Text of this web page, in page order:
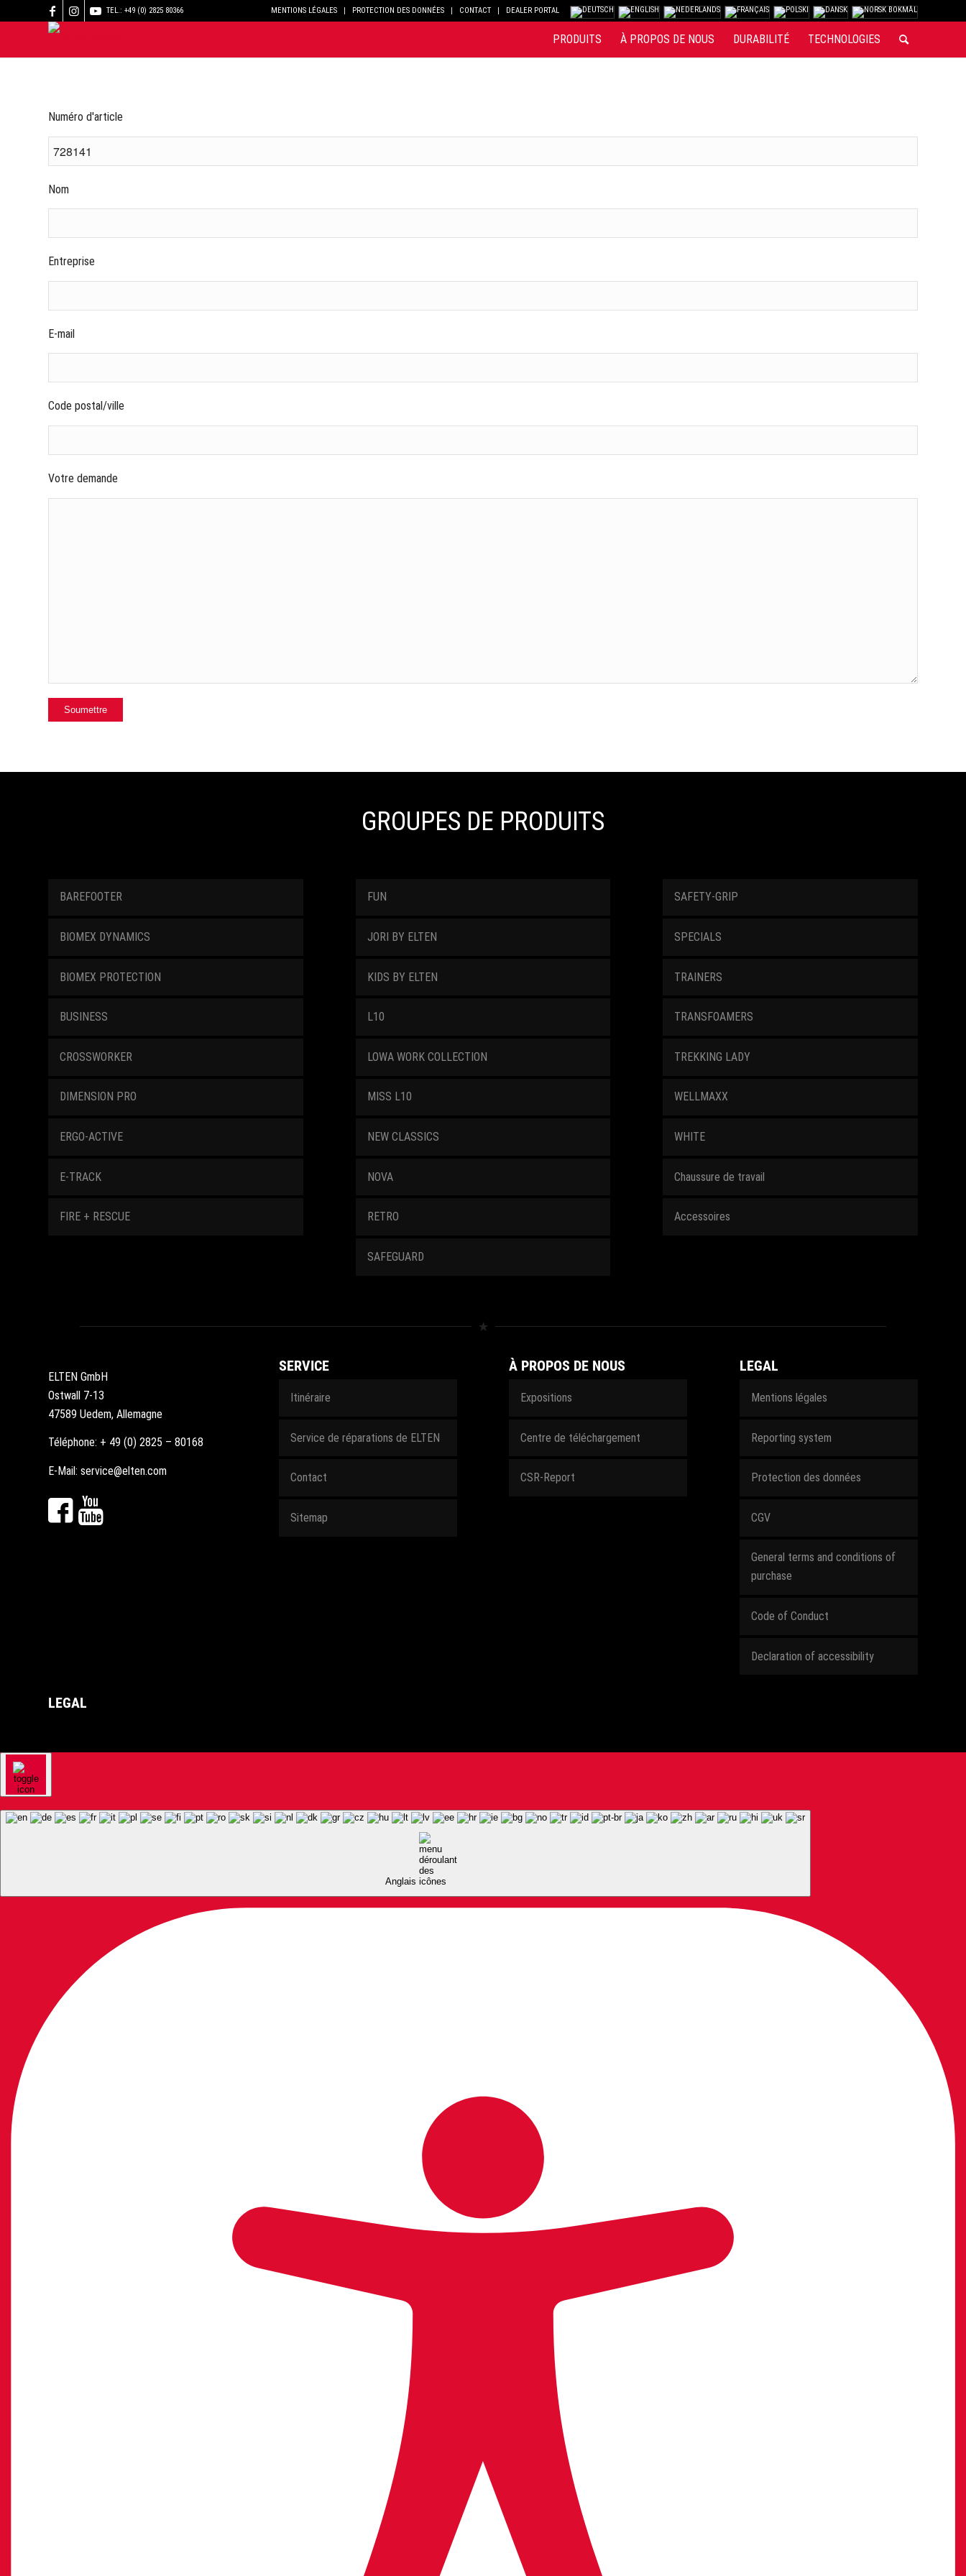
MENTIONS LÉGALES PROTECTION DES DONNÉES CONTACT DEALER PORTAL
TEL.: +49 (0) 2825 80366
PRODUITS À PROPOS DE NOUS DURABILITÉ TECHNOLOGIES
Numéro d'article
Nom
Entreprise
E-mail
Code postal/ville
Votre demande
GROUPES DE PRODUITS
BAREFOOTER
BIOMEX DYNAMICS
BIOMEX PROTECTION
BUSINESS
CROSSWORKER
DIMENSION PRO
ERGO-ACTIVE
E-TRACK
FIRE + RESCUE
FUN
JORI BY ELTEN
KIDS BY ELTEN
L10
LOWA WORK COLLECTION
MISS L10
NEW CLASSICS
NOVA
RETRO
SAFEGUARD
SAFETY-GRIP
SPECIALS
TRAINERS
TRANSFOAMERS
TREKKING LADY
WELLMAXX
WHITE
Chaussure de travail
Accessoires
ELTEN GmbH
Ostwall 7-13
47589 Uedem, Allemagne
Téléphone: + 49 (0) 2825 – 80168
E-Mail: service@elten.com
SERVICE
Itinéraire
Service de réparations de ELTEN
Contact
Sitemap
À PROPOS DE NOUS
Expositions
Centre de téléchargement
CSR-Report
LEGAL
Mentions légales
Reporting system
Protection des données
CGV
General terms and conditions of
purchase
Code of Conduct
Declaration of accessibility
LEGAL
Anglais